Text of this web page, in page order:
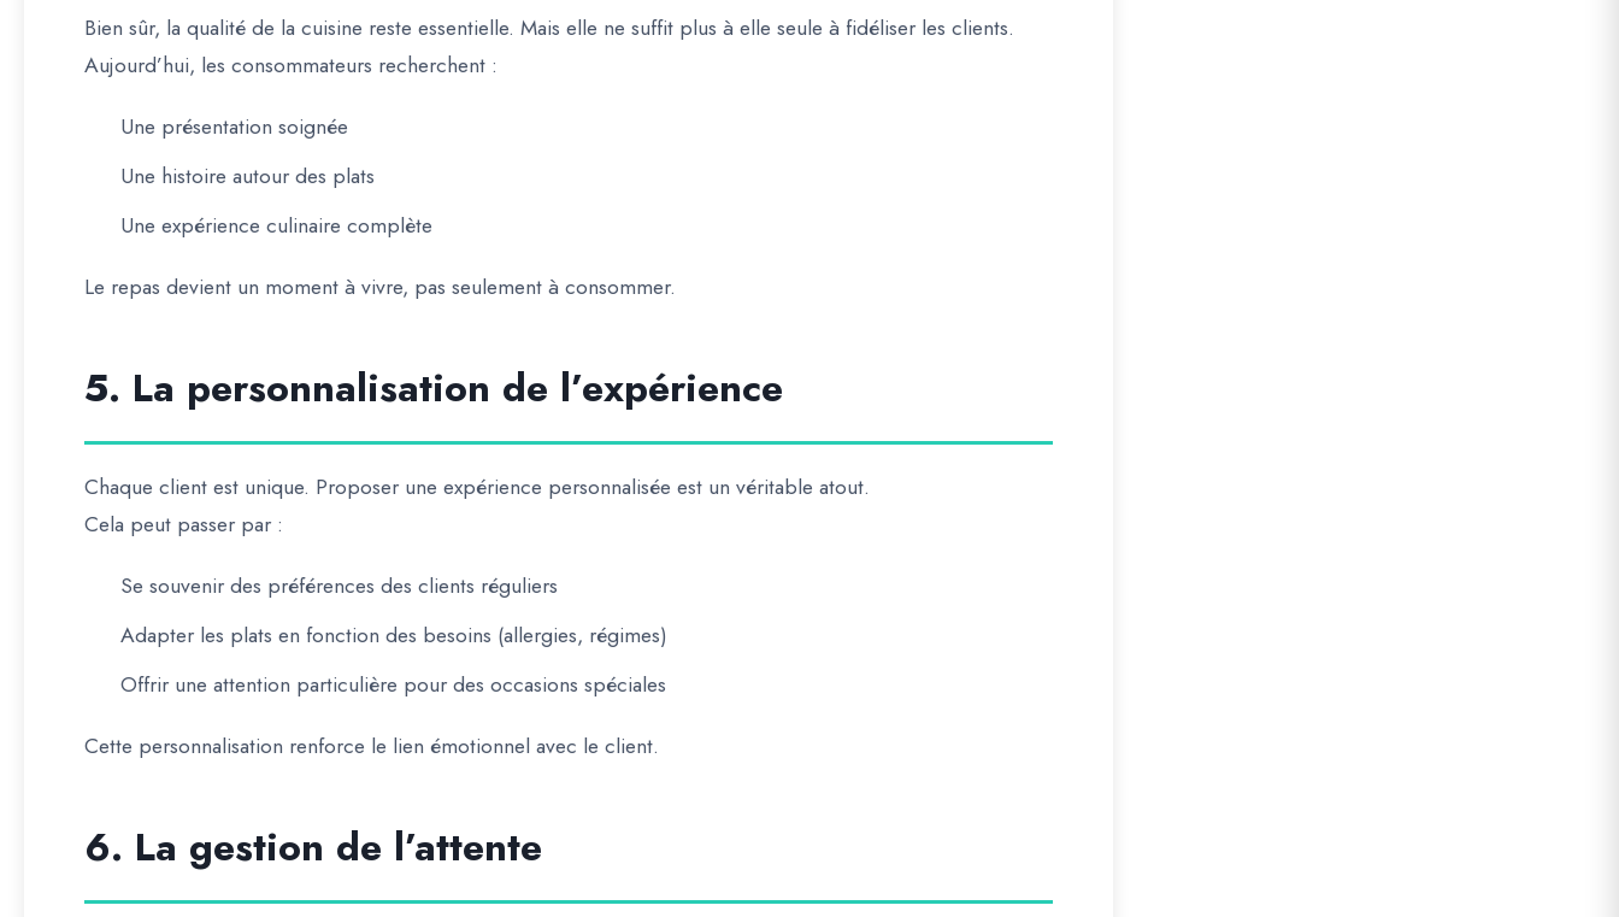
Bien sûr, la qualité de la cuisine reste essentielle. Mais elle ne suffit plus à elle seule à fidéliser les clients.
Aujourd’hui, les consommateurs recherchent :
Une présentation soignée
Une histoire autour des plats
Une expérience culinaire complète
Le repas devient un moment à vivre, pas seulement à consommer.
5. La personnalisation de l’expérience
Chaque client est unique. Proposer une expérience personnalisée est un véritable atout.
Cela peut passer par :
Se souvenir des préférences des clients réguliers
Adapter les plats en fonction des besoins (allergies, régimes)
Offrir une attention particulière pour des occasions spéciales
Cette personnalisation renforce le lien émotionnel avec le client.
6. La gestion de l’attente